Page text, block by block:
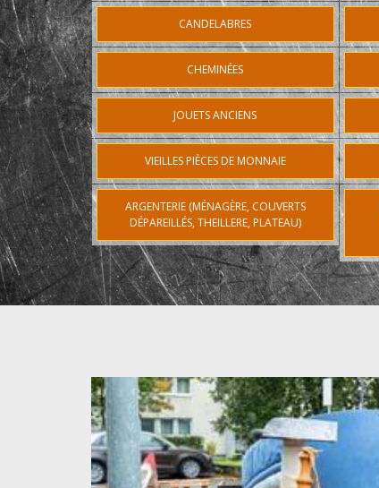
CANDELABRES
CHEMINÉES
JOUETS ANCIENS
VIEILLES PIÈCES DE MONNAIE
ARGENTERIE (MÉNAGÈRE, COUVERTS
DÉPAREILLÉS, THEILLERE, PLATEAU)